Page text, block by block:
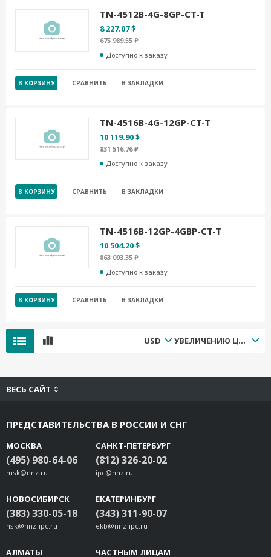
TN-4512B-4G-8GP-CT-T
8 227.07 $
675 989.55 ₽
Доступно к заказу
В КОРЗИНУ СРАВНИТЬ В ЗАКЛАДКИ
TN-4516B-4G-12GP-CT-T
10 119.90 $
831 516.76 ₽
Доступно к заказу
В КОРЗИНУ СРАВНИТЬ В ЗАКЛАДКИ
TN-4516B-12GP-4GBP-CT-T
10 504.20 $
863 093.35 ₽
Доступно к заказу
В КОРЗИНУ СРАВНИТЬ В ЗАКЛАДКИ
USD УВЕЛИЧЕНИЮ ЦЕНЫ
ВЕСЬ САЙТ
ПРЕДСТАВИТЕЛЬСТВА В РОССИИ И СНГ
МОСКВА
(495) 980-64-06
msk@nnz.ru
САНКТ-ПЕТЕРБУРГ
(812) 326-20-02
ipc@nnz.ru
НОВОСИБИРСК
(383) 330-05-18
nsk@nnz-ipc.ru
ЕКАТЕРИНБУРГ
(343) 311-90-07
ekb@nnz-ipc.ru
АЛМАТЫ ЧАСТНЫМ ЛИЦАМ